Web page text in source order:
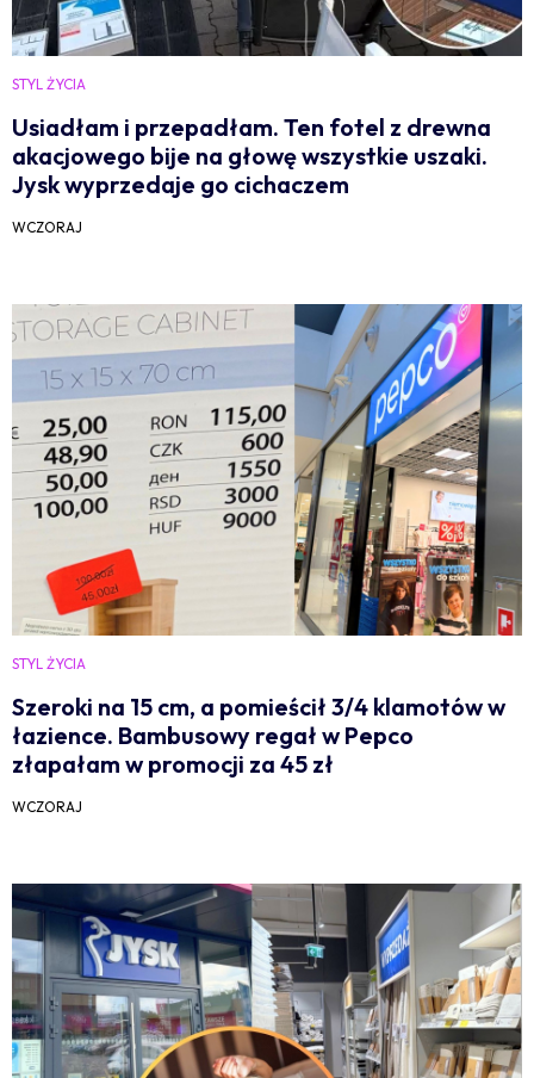
STYL ŻYCIA
Usiadłam i przepadłam. Ten fotel z drewna
akacjowego bije na głowę wszystkie uszaki.
Jysk wyprzedaje go cichaczem
WCZORAJ
STYL ŻYCIA
Szeroki na 15 cm, a pomieścił 3/4 klamotów w
łazience. Bambusowy regał w Pepco
złapałam w promocji za 45 zł
WCZORAJ